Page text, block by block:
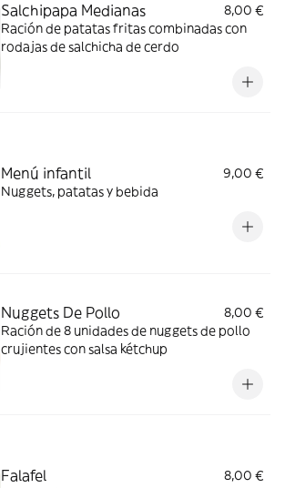
Salchipapa Medianas
8,00 €
Ración de patatas fritas combinadas con
rodajas de salchicha de cerdo
Menú infantil
9,00 €
Nuggets, patatas y bebida
Nuggets De Pollo
8,00 €
Ración de 8 unidades de nuggets de pollo
crujientes con salsa kétchup
Falafel
8,00 €